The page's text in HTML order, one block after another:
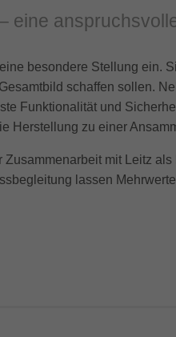
eine
besondere Stellung
schaffen sollen.
Funktionalität und
Herstellung zu einer
Zusammenarbeit mit Leitz
lassen